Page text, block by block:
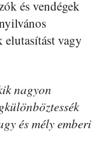
és vendégek
elutasítást vagy
nagyon
és mély emberi